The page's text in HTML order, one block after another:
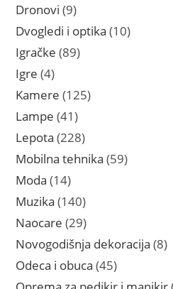
Dronovi 99
proizvoda
Dvogledi i optika 1010
Igračke 8989
Igre 44
proizvoda
Kamere 125125
Lampe 4141
proizvod
Lepota 228228
proizvoda
Mobilna tehnika 5959
Moda 1414
proizvoda
Muzika 140140
proizvoda
Naocare 2929
proizvoda
Novogodišnja dekoracija 88
Odeca i obuca 4545
proizvoda